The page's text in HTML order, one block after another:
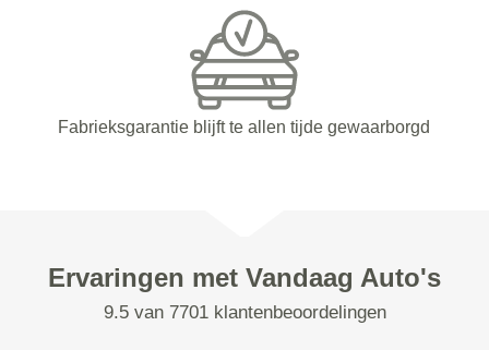
Fabrieksgarantie blijft te allen tijde gewaarborgd
Ervaringen met Vandaag Auto's
9.5 van 7701 klantenbeoordelingen